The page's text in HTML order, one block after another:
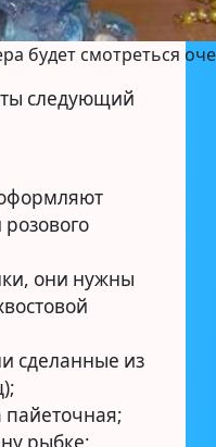
будет смотреться
следующий
розового
они нужны
сделанные из
пайеточная;
рыбке;